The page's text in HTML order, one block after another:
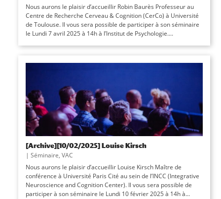
Nous aurons le plaisir d’accueillir Robin Baurès Professeur au
Centre de Recherche Cerveau & Cognition (CerCo) à Université
de Toulouse. Il vous sera possible de participer à son séminaire
le Lundi 7 avril 2025 à 14h à l’Institut de Psychologie....
[Archive][10/02/2025] Louise Kirsch
| Séminaire, VAC
Nous aurons le plaisir d’accueillir Louise Kirsch Maître de
conférence à Université Paris Cité au sein de l’INCC (Integrative
Neuroscience and Cognition Center). Il vous sera possible de
participer à son séminaire le Lundi 10 février 2025 à 14h à...